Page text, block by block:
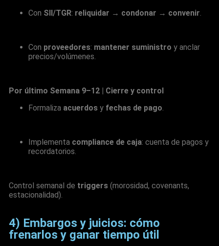
Con SII/TGR: reliquidar → condonar → convenir.
Con proveedores: mantener suministro y anclar
precios/volúmenes.
Por último Semana 9–12 | Cierre y control
Formaliza acuerdos y fechas de pago.
Implementa compliance de caja: cuenta de pagos y
recordatorios.
Control semanal de triggers (morosidad, covenants,
estacionalidad).
4) Embargos y juicios: cómo
frenarlos y ganar tiempo útil